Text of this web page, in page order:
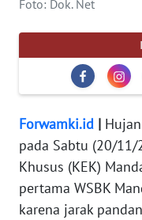
Foto: Dok. Net
Forwamki.id |
pada Sabtu (20/
Khusus (KEK)
pertama WSBK
karena jarak
KONSUMEN
NET
FORWAMKI
PERAPKI
WALINKI
Informasi